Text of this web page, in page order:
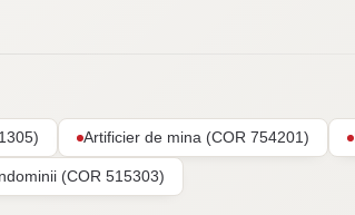
Artificier de mina (COR 754201)
(COR 515303)